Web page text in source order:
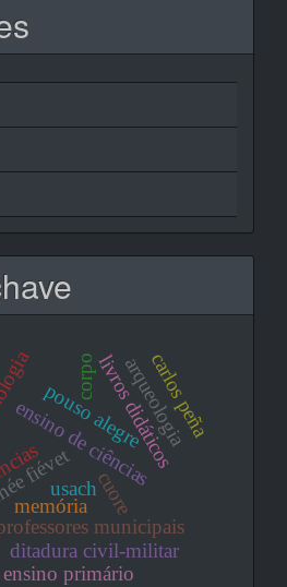
memória
ensino de ciências
livros didáticos
municipais
ditadura civil-militar
fiévet
ensino primário
pouso alegrearqueologia
carlos peña
usachcuore
corpo